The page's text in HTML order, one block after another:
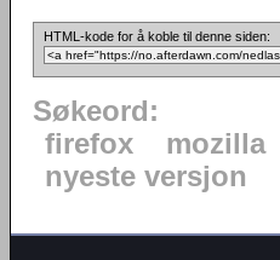
HTML-kode for å koble til denne siden:
Søkeord:
firefox
mozilla
nyeste versjon